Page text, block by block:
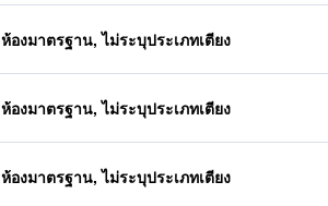
ห้องมาตรฐาน, ไม่ระบุประเภทเตียง
ห้องมาตรฐาน, ไม่ระบุประเภทเตียง
ห้องมาตรฐาน, ไม่ระบุประเภทเตียง